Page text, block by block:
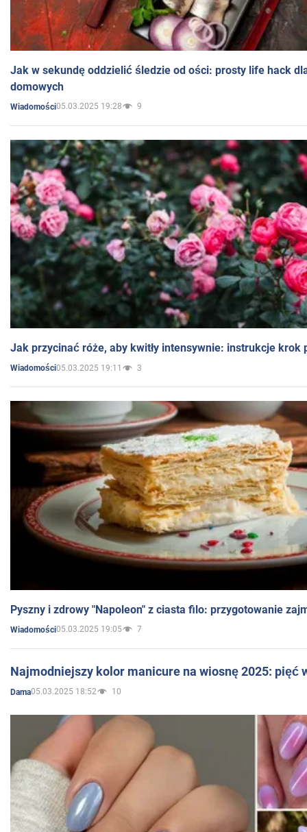
Jak w sekundę oddzielić śledzie od ości: prosty life hack
domowych
Wiadomości05.03.2025 19:28 9
Jak przycinać róże, aby kwitły intensywnie: instrukcje krok
Wiadomości05.03.2025 19:11 3
Pyszny i zdrowy "Napoleon" z ciasta filo: przygotowanie
Wiadomości05.03.2025 19:05 7
Najmodniejszy kolor manicure na wiosnę 2025: pięć
Dama05.03.2025 18:52 10